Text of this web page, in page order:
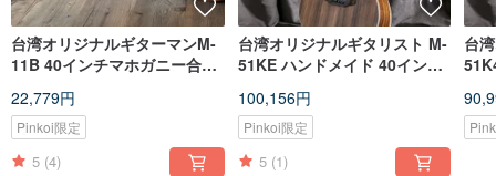
台湾オリジナルギターマンM-
11B 40インチマホガニー合板
レルギター
22,779円
Pinkoi限定
5 (4)
台湾オリジナルギタリスト M-
51KE ハンドメイド 40インチ
アップバージョン
100,156円
Pinkoi限定
5 (1)
台